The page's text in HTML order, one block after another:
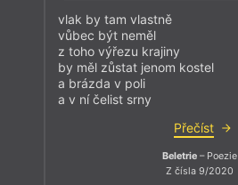
vlak by tam vlastně
vůbec být neměl
z toho výřezu krajiny
by měl zůstat jenom kostel
a brázda v poli
a v ní čelist srny
Přečíst
Beletrie – Poezie
Z čísla 9/2020